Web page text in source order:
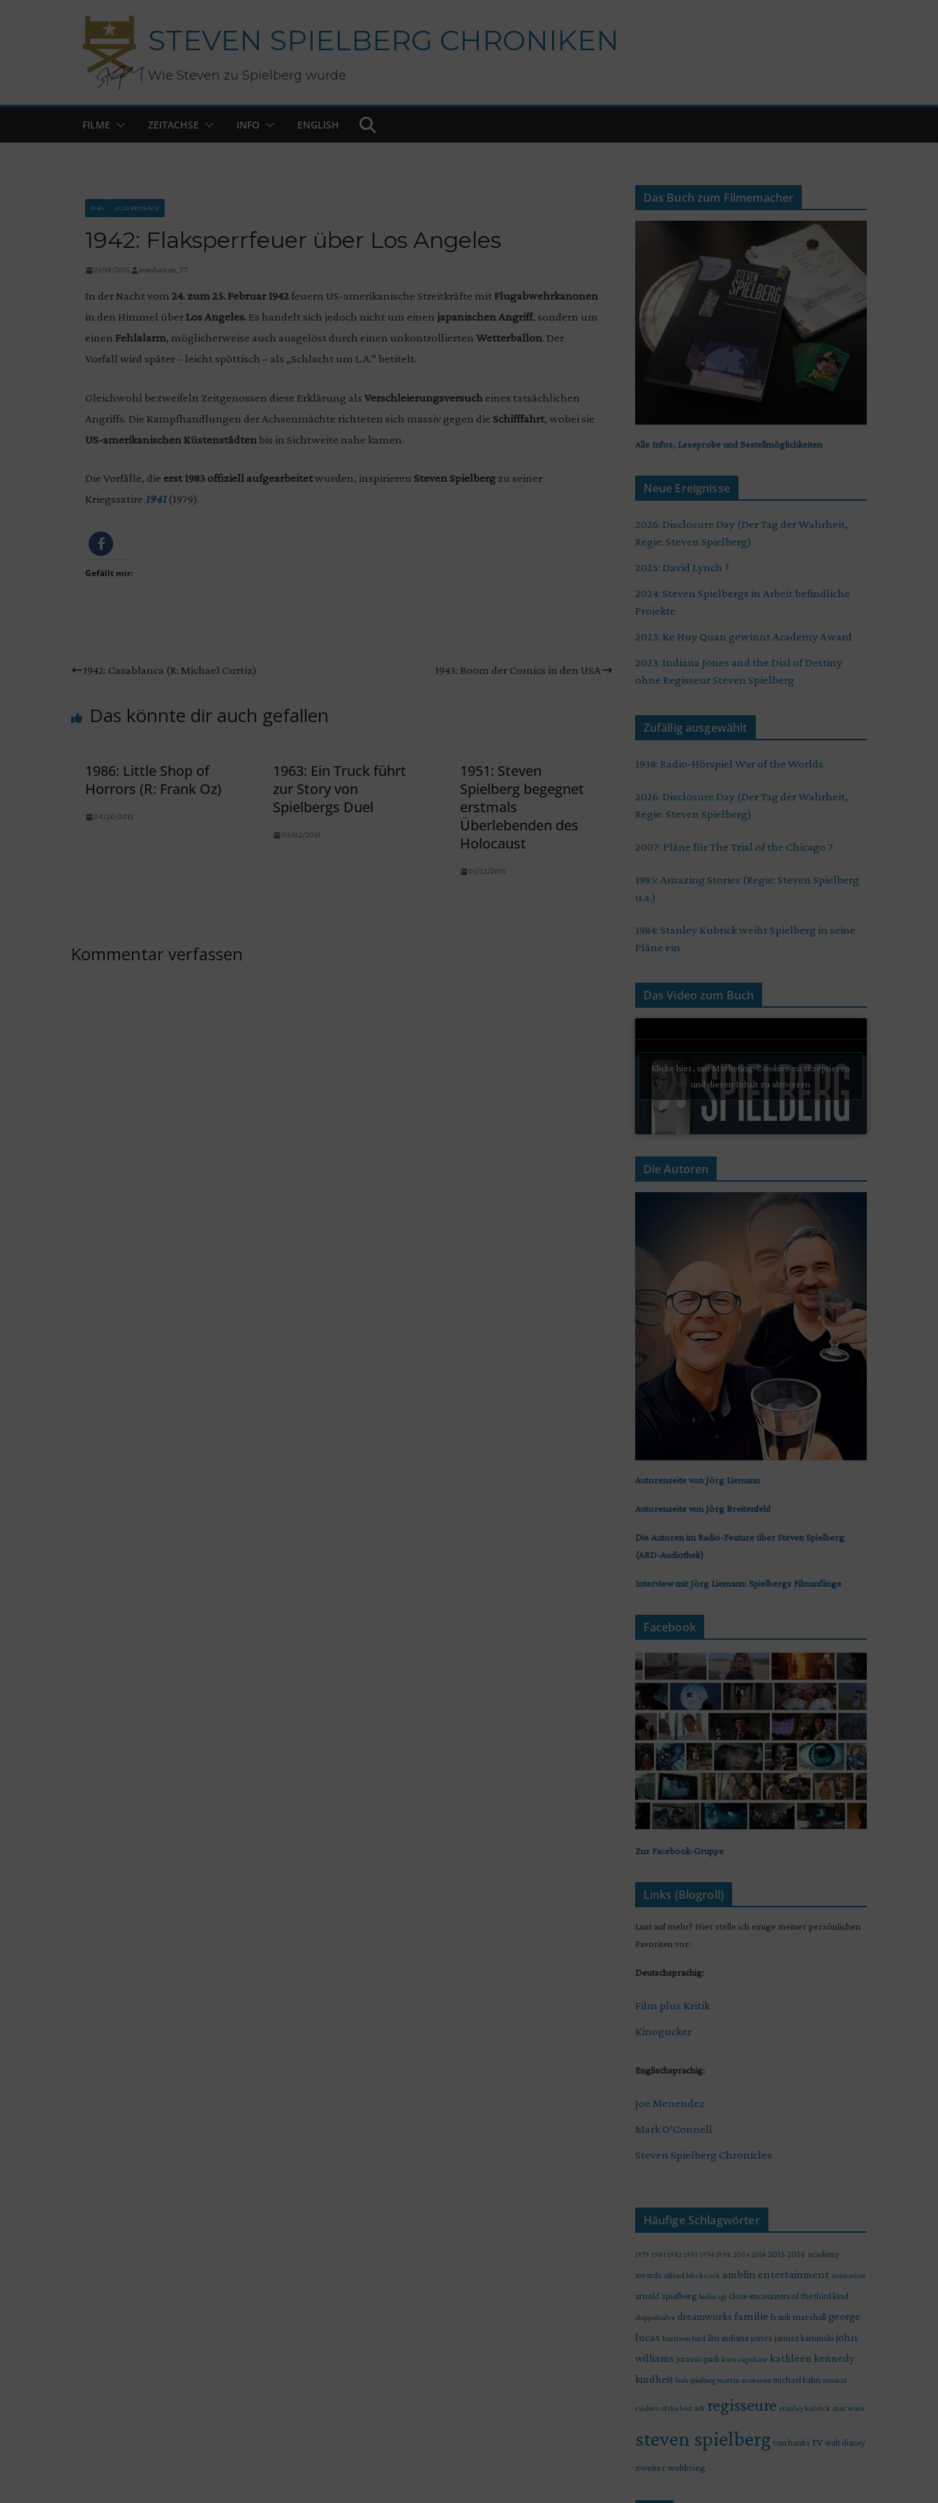
STEVEN SPIELBERG CHRONIKEN
Wie Steven zu Spielberg wurde
FILME ZEITACHSE INFO ENGLISH
1940 ALLE BEITRÄGE
1942: Flaksperrfeuer über Los Angeles
01/18/2015 manhattan_77
In der Nacht vom 24. zum 25. Februar 1942 feuern US-amerikanische Streitkräfte mit Flugabwehrkanonen
in den Himmel über Los Angeles. Es handelt sich jedoch nicht um einen japanischen Angriff, sondern um
einen Fehlalarm, möglicherweise auch ausgelöst durch einen unkontrollierten Wetterballon. Der
Vorfall wird später – leicht spöttisch – als „Schlacht um L.A.“ betitelt.
Gleichwohl bezweifeln Zeitgenossen diese Erklärung als Verschleierungsversuch eines tatsächlichen
Angriffs. Die Kampfhandlungen der Achsenmächte richteten sich massiv gegen die Schifffahrt, wobei sie
US-amerikanischen Küstenstädten bis in Sichtweite nahe kamen.
Die Vorfälle, die erst 1983 offiziell aufgearbeitetwurden, inspirieren Steven Spielberg zu seiner
Kriegssatire 1941 (1979).
Gefällt mir:
1942: Casablanca (R: Michael Curtiz) 1943: Boom der Comics in den USA
Das könnte dir auch gefallen
1986: Little Shop of
Horrors (R: Frank Oz)
04/20/2015
1963: Ein Truck führt
zur Story von
Spielbergs Duel
02/02/2015
1951: Steven
Spielberg begegnet
erstmals
Überlebenden des
Holocaust
01/22/2015
Kommentar verfassen
Das Buch zum Filmemacher
Alle Infos, Leseprobe und Bestellmöglichkeiten
Neue Ereignisse
2026: Disclosure Day (Der Tag der Wahrheit,
Regie: Steven Spielberg)
2025: David Lynch †
2024: Steven Spielbergs in Arbeit befindliche
Projekte
2023: Ke Huy Quan gewinnt Academy Award
2023: Indiana Jones and the Dial of Destiny
ohne Regisseur Steven Spielberg
Zufällig ausgewählt
1938: Radio-Hörspiel War of the Worlds
2026: Disclosure Day (Der Tag der Wahrheit,
Regie: Steven Spielberg)
2007: Pläne für The Trial of the Chicago 7
1985: Amazing Stories (Regie: Steven Spielberg
u.a.)
1984: Stanley Kubrick weiht Spielberg in seine
Pläne ein
Das Video zum Buch
Klicke hier, um Marketing-Cookies zu akzeptieren
und diesen Inhalt zu aktivieren
Die Autoren
Autorenseite von Jörg Liemann
Autorenseite von Jörg Breitenfeld
Die Autoren im Radio-Feature über Steven Spielberg
(ARD-Audiothek)
Interview mit Jörg Liemann: Spielbergs Filmanfänge
Facebook
Zur Facebook-Gruppe
Links (Blogroll)
Lust auf mehr? Hier stelle ich einige meiner persönlichen
Favoriten vor:
Deutschsprachig:
Film plus Kritik
Kinogucker
Englischsprachig:
Joe Menendez
Mark O’Connell
Steven Spielberg Chronicles
Häufige Schlagwörter
1979 1981 1982 1993 1994 1998 2004 2014 2015 2016 academy
awards alfred hitchcock amblin entertainment animation
arnold spielberg berlin cgi close encounters of the third kind
doppelsalve dreamworks familie frank marshall george
lucas harrison ford ilm indiana jones janusz kaminski john
williams jurassic park kate capshaw kathleen kennedy
kindheit leah spielberg martin scorsese michael kahn musical
raiders of the lost ark regisseure stanley kubrick star wars
steven spielberg tom hanks tv walt disney
zweiter weltkrieg